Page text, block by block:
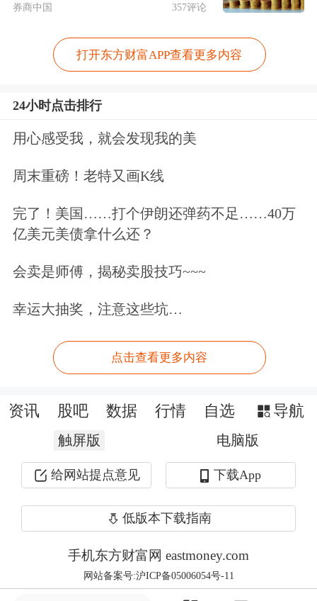
提质、增效’的要求。”
值得注意的是，郑商所“保险+期货”项
应。
开展“保险+期货”试点。据了解，2018
年有6家期货公司在陕西延长县开展了
1.5万吨规模的苹果
有8家期货公司在陕西、甘肃、山西、
山东开展了8个苹果项目，承保
2018年，在郑商所试点项目中，期货公
而不少地方政府也积极提供配套资金，
支持探索“保险+期货”试点。2018年，
在郑商所试点项目中地方政府支持保费
占比超过11%。新疆维吾尔自治区政府
在博乐市、柯坪县及叶城县三个县开展
了10万吨棉花“保险+期货”试点。山
券商中国 357评论
打开东方财富APP查看更多内容
24小时点击排行
用心感受我，就会发现我的美
周末重磅！老特又画K线
完了！美国……打个伊朗还弹药不足……40万
亿美元美债拿什么还？
会卖是师傅，揭秘卖股技巧~~~
幸运大抽奖，注意这些坑…
点击查看更多内容
资讯 股吧 数据 行情 自选 导航
触屏版 电脑版
给网站提点意见 下载App
低版本下载指南
手机东方财富网 eastmoney.com
网站备案号:沪ICP备05006054号-11